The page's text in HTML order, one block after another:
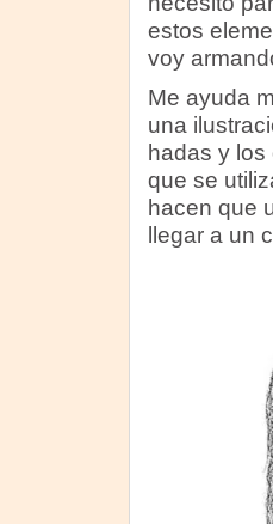
estos
voy
Me ayuda
una
hadas y
que se
hacen que
llegar a un